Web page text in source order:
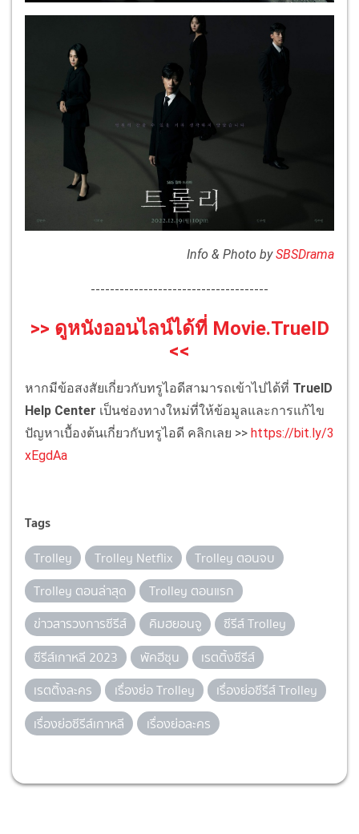
Info & Photo bySBSDrama
-------------------------------------
>> ดูหนังออนไลน์ได้ที่ Movie.TrueID
<<
หากมีข้อสงสัยเกี่ยวกับทรูไอดีสามารถเข้าไปได้ที่ TrueID
Help Center เป็นช่องทางใหม่ที่ให้ข้อมูลและการแก้ไข
ปัญหาเบื้องต้นเกี่ยวกับทรูไอดี คลิกเลย >> https://bit.ly/3
xEgdAa
Tags
Trolley Trolley Netflix
Trolley ตอนจบ
Trolley ตอนล่าสุด
Trolley ตอนแรก
ข่าวสารวงการซีรีส์
คิมฮยอนจู
ซีรีส์ Trolley
ซีรีส์เกาหลี 2023
พัคฮีซุน
เรตติ้งซีรีส์
เรตติ้งละคร
เรื่องย่อ Trolley
เรื่องย่อซีรีส์ Trolley
เรื่องย่อซีรีส์เกาหลี
เรื่องย่อละคร